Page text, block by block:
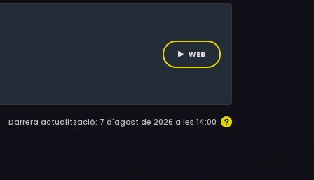
800 milions de dòlars. Tanmateix, la visió
WEB
Darrera actualització: 7 d'agost de 2026 a les 14:00